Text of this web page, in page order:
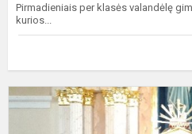
Pirmadieniais per klasės valandėlę
kurios...